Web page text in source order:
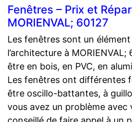
Fenêtres – Prix et
MORIENVAL; 60127
Les fenêtres sont un
l’architecture à MORIENVAL;
être en bois, en PVC, en
Les fenêtres ont différentes
être oscillo-battantes, à
vous avez un problème